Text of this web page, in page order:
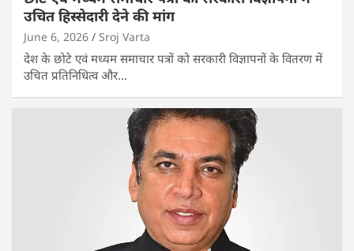
उचित हिस्सेदारी देने की मांग
June 6, 2026 Sroj Varta
देश के छोटे एवं मध्यम समाचार पत्रों को सरकारी विज्ञापनों के वितरण में
उचित प्रतिनिधित्व और…